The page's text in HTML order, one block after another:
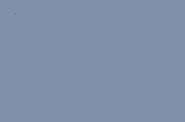
Yksityiskohtainen kuvaus